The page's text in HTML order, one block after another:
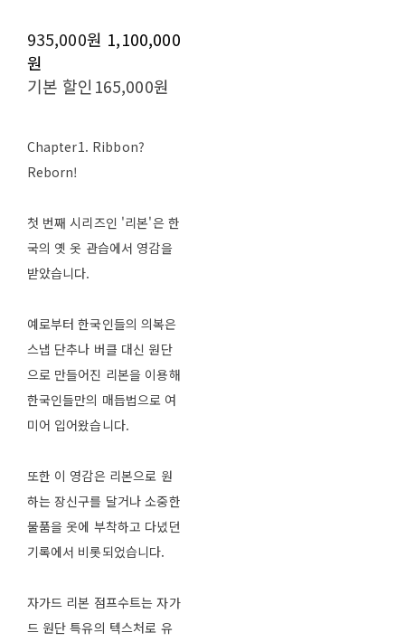
935,000원 1,100,000
원
기본 할인 165,000원
Chapter1. Ribbon?
Reborn!
첫 번째 시리즈인 '리본'은 한
국의 옛 옷 관습에서 영감을
받았습니다.
예로부터 한국인들의 의복은
스냅 단추나 버클 대신 원단
으로 만들어진 리본을 이용해
한국인들만의 매듭법으로 여
미어 입어왔습니다.
또한 이 영감은 리본으로 원
하는 장신구를 달거나 소중한
물품을 옷에 부착하고 다녔던
기록에서 비롯되었습니다.
자가드 리본 점프수트는 자가
드 원단 특유의 텍스처로 유